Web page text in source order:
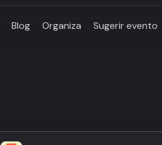
Blog Organiza Sugerir evento